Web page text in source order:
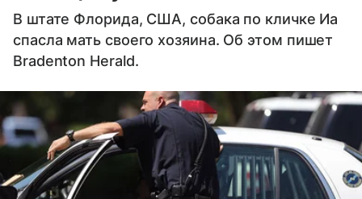
В штате Флорида, США, собака по кличке Иа
спасла мать своего хозяина. Об этом пишет
Bradenton Herald.